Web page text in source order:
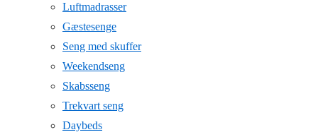
Luftmadrasser
Gæstesenge
Seng med skuffer
Weekendseng
Skabsseng
Trekvart seng
Daybeds